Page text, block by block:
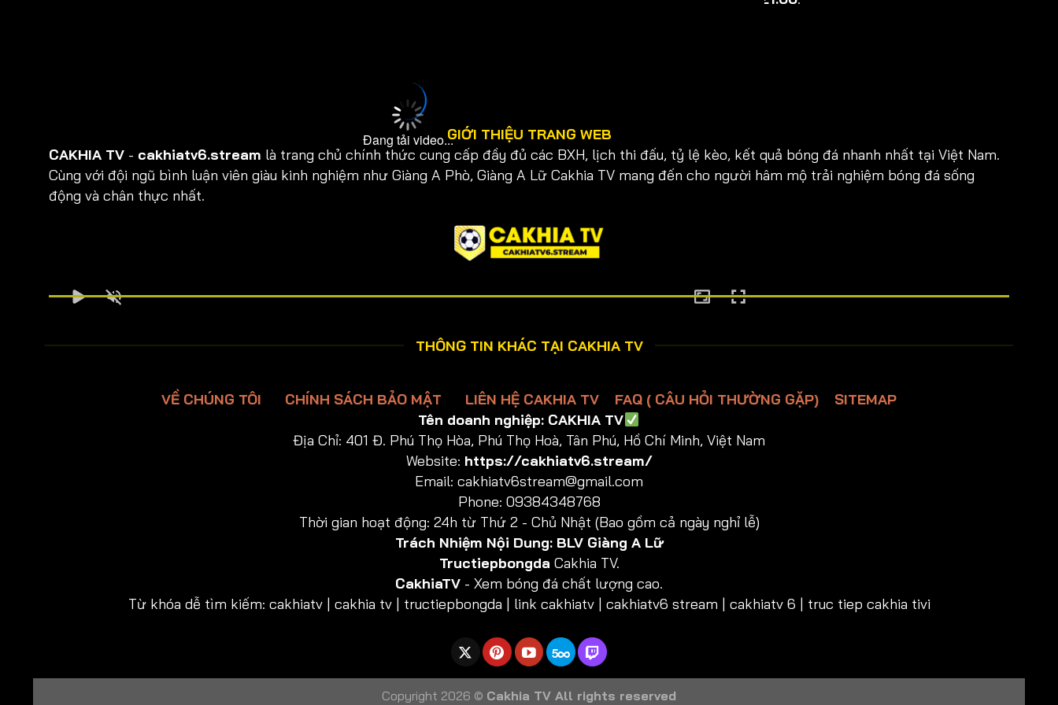
Đang tải video...GIỚI THIỆU TRANG WEB
CAKHIA TV - cakhiatv6.stream là trang chủ chính thức cung cấp đầy đủ các BXH, lịch thi đấu, tỷ lệ kèo, kết quả bóng đá nhanh nhất tại Việt Nam.
Cùng với đội ngũ bình luận viên giàu kinh nghiệm như Giàng A Phò, Giàng A Lữ Cakhia TV mang đến cho người hâm mộ trải nghiệm bóng đá sống
động và chân thực nhất.
THÔNG TIN KHÁC TẠI CAKHIA TV
VỀ CHÚNG TÔI CHÍNH SÁCH BẢO MẬT LIÊN HỆ CAKHIA TV FAQ ( CÂU HỎI THƯỜNG GẶP)
SITEMAP
Tên doanh nghiệp: CAKHIA TV
Địa Chỉ: 401 Đ. Phú Thọ Hòa, Phú Thọ Hoà, Tân Phú, Hồ Chí Minh, Việt Nam
Website: https://cakhiatv6.stream/
Email: cakhiatv6stream@gmail.com
Phone: 09384348768
Thời gian hoạt động: 24h từ Thứ 2 - Chủ Nhật (Bao gồm cả ngày nghỉ lễ)
Trách Nhiệm Nội Dung: BLV Giàng A Lữ
Tructiepbongda Cakhia TV.
CakhiaTV - Xem bóng đá chất lượng cao.
Từ khóa dễ tìm kiếm: cakhiatv | cakhia tv | tructiepbongda | link cakhiatv | cakhiatv6 stream | cakhiatv 6 | truc tiep cakhia tivi
Copyright 2026 © Cakhia TV All rights reserved